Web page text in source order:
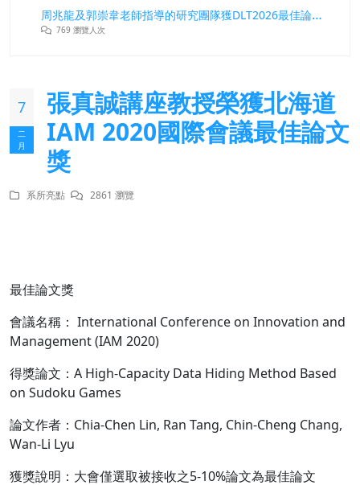
周兆龍及郭崇韋老師指導的研究團隊獲DLT2026最佳論文獎
769 瀏覽人次
7
二
月
張真誠講座教授榮獲北海道
IAM 2020國際會議最佳論文
獎
系所亮點 2861 瀏覽
最佳論文獎
會議名稱： International Conference on Innovation and
Management (IAM 2020)
得獎論文：A High-Capacity Data Hiding Method Based
on Sudoku Games
論文作者：Chia-Chen Lin, Ran Tang, Chin-Cheng Chang,
Wan-Li Lyu
獲獎說明：大會僅選取被接收之5-10%論文為最佳論文